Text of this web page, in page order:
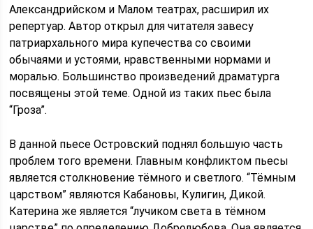
Александрийском и Малом театрах, расширил их
репертуар. Автор открыл для читателя завесу
патриархального мира купечества со своими
обычаями и устоями, нравственными нормами и
моралью. Большинство произведений драматурга
посвящены этой теме. Одной из таких пьес была
“Гроза”.
В данной пьесе Островский поднял большую часть
проблем того времени. Главным конфликтом пьесы
является столкновение тёмного и светлого. “Тёмным
царством” являются Кабановы, Кулигин, Дикой.
Катерина же является “лучиком света в тёмном